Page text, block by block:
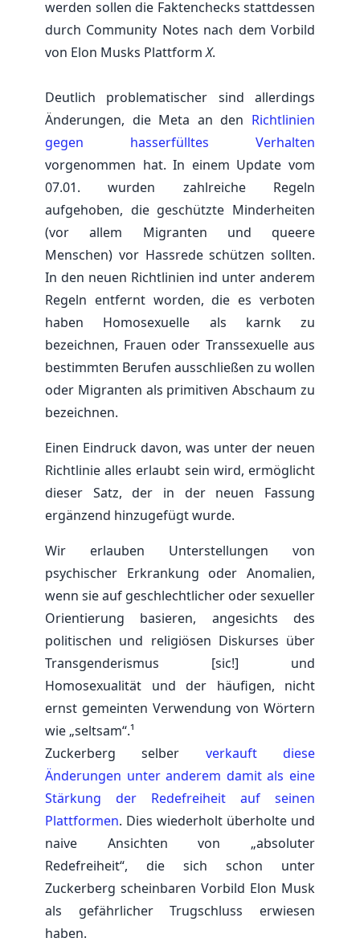
werden sollen die Faktenchecks stattdessen
durch Community Notes nach dem Vorbild
von Elon Musks PlattformX.
Deutlich problematischer sind allerdings
Änderungen, die Meta an den Richtlinien
gegen hasserfülltes Verhalten
vorgenommen hat. In einem Update vom
07.01. wurden zahlreiche Regeln
aufgehoben, die geschützte Minderheiten
(vor allem Migranten und queere
Menschen) vor Hassrede schützen sollten.
In den neuen Richtlinien ind unter anderem
Regeln entfernt worden, die es verboten
haben Homosexuelle als karnk zu
bezeichnen, Frauen oder Transsexuelle aus
bestimmten Berufen ausschließen zu wollen
oder Migranten als primitiven Abschaum zu
bezeichnen.
Einen Eindruck davon, was unter der neuen
Richtlinie alles erlaubt sein wird, ermöglicht
dieser Satz, der in der neuen Fassung
ergänzend hinzugefügt wurde.
Wir erlauben Unterstellungen von
psychischer Erkrankung oder Anomalien,
wenn sie auf geschlechtlicher oder sexueller
Orientierung basieren, angesichts des
politischen und religiösen Diskurses über
Transgenderismus [sic!] und
Homosexualität und der häufigen, nicht
ernst gemeinten Verwendung von Wörtern
wie „seltsam“.¹
Zuckerberg selber verkauft diese
Änderungen unter anderem damit als eine
Stärkung der Redefreiheit auf seinen
Plattformen. Dies wiederholt überholte und
naive Ansichten von „absoluter
Redefreiheit“, die sich schon unter
Zuckerberg scheinbaren Vorbild Elon Musk
als gefährlicher Trugschluss erwiesen
haben.